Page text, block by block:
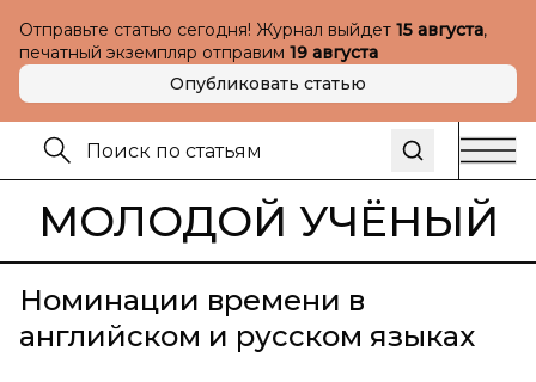
Отправьте статью сегодня! Журнал выйдет 15 августа,
печатный экземпляр отправим 19 августа
Опубликовать статью
МОЛОДОЙ УЧЁНЫЙ
Номинации времени в
английском и русском языках